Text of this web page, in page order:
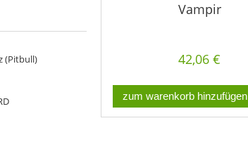
(Pitbull)
Vampir
42,06 €
zum warenkorb hinzufügen